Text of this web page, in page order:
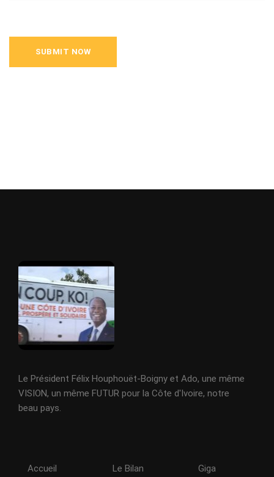
Le Président Félix Houphouët-Boigny et Ado, une même
VISION, un même FUTUR pour la Côte d'Ivoire, notre
beau pays.
Accueil
Le Bilan
Giga